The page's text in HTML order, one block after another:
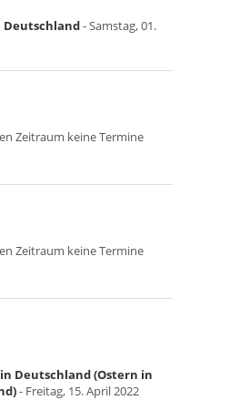
- Samstag, 01.
Zeitraum keine Termine
Zeitraum keine Termine
Deutschland (Ostern in
- Freitag, 15. April 2022